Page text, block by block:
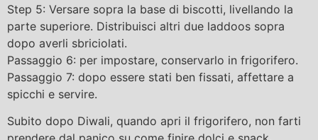
Step 5: Versare sopra la base di biscotti, livellando la
parte superiore. Distribuisci altri due laddoos sopra
dopo averli sbriciolati.
Passaggio 6: per impostare, conservarlo in frigorifero.
Passaggio 7: dopo essere stati ben fissati, affettare a
spicchi e servire.
Subito dopo Diwali, quando apri il frigorifero, non farti